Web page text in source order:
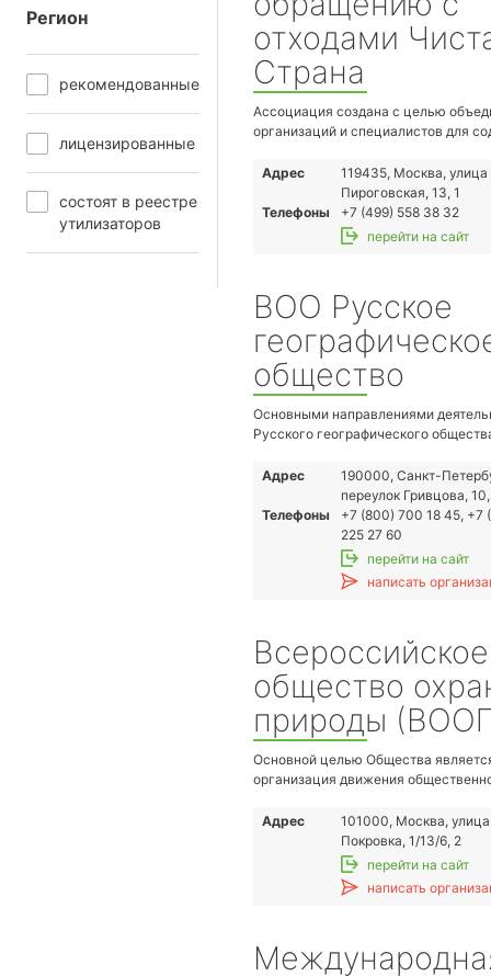
Регион
рекомендованные
лицензированные
состоят в реестре
утилизаторов
отходами
Страна
Ассоциация создана с целью
организаций и специалистов для
направленной на развитие отрасли
обращения с отходами
потребления, в том числе
антропогенного воздействия на
окружающую среду и здоровье
Адрес
119435, Москва,
Пироговская, 13, 1
Телефоны
+7 (499) 558 38 32
перейти на сайт
ВОО Русское
общество
Основными направлениями
Русского географического
образование и просвещение, охрана
природы, издание книг и работа с
молодёжью.
Адрес
190000, Санкт-
переулок Гривцова,
Телефоны
+7 (800) 700 18 45, +7
225 27 60
перейти на сайт
написать
Всероссийское
общество
природы
Основной целью Общества
организация движения
обстановку в России, за создание
способствующих ее устойчивому
экологически безопасному
достижения этих целей Общество
решать следующие задачи:
экологическую и благоприятную
Адрес
101000, Москва, улица
Покровка, 1/13/6, 2
перейти на сайт
написать